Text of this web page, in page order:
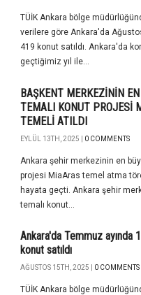
TÜİK Ankara bölge
verilere göre Ankara'da
419 konut satıldı. Ankara'da
geçtiğimiz yıl ile...
BAŞKENT MERKEZİNİN
TEMALI KONUT PROJESİ
TEMELİ ATILDI
EYLÜL 13TH, 2025 | 0 COMMENTS
Ankara şehir merkezinin en
projesi MiaAras temel atma
hayata geçti. Ankara şehir
temalı konut...
Ankara'da Temmuz ayında
konut satıldı
AĞUSTOS 15TH, 2025 | 0 COMMENTS
TÜİK Ankara bölge